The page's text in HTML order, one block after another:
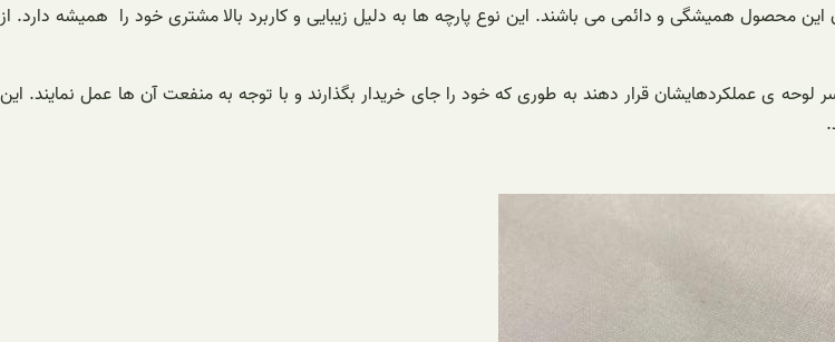
محصول همیشگی و دائمی می باشند. این نوع پارچه ها به دلیل زیبایی و کاربرد بالا مشتری خود را همیشه دارد. از
ی عملکردهایشان قرار دهند به طوری که خود را جای خریدار بگذارند و با توجه به منفعت آن ها عمل نمایند. این